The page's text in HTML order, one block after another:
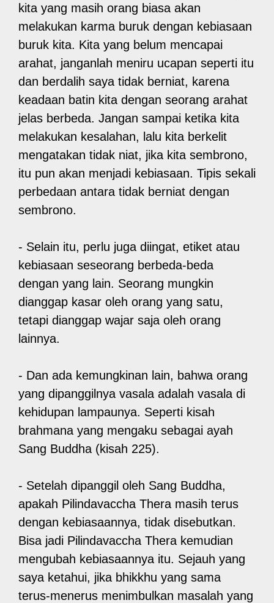
kita yang masih orang biasa akan
melakukan karma buruk dengan kebiasaan
buruk kita. Kita yang belum mencapai
arahat, janganlah meniru ucapan seperti itu
dan berdalih saya tidak berniat, karena
keadaan batin kita dengan seorang arahat
jelas berbeda. Jangan sampai ketika kita
melakukan kesalahan, lalu kita berkelit
mengatakan tidak niat, jika kita sembrono,
itu pun akan menjadi kebiasaan. Tipis sekali
perbedaan antara tidak berniat dengan
sembrono.
- Selain itu, perlu juga diingat, etiket atau
kebiasaan seseorang berbeda-beda
dengan yang lain. Seorang mungkin
dianggap kasar oleh orang yang satu,
tetapi dianggap wajar saja oleh orang
lainnya.
- Dan ada kemungkinan lain, bahwa orang
yang dipanggilnya vasala adalah vasala di
kehidupan lampaunya. Seperti kisah
brahmana yang mengaku sebagai ayah
Sang Buddha (kisah 225).
- Setelah dipanggil oleh Sang Buddha,
apakah Pilindavaccha Thera masih terus
dengan kebiasaannya, tidak disebutkan.
Bisa jadi Pilindavaccha Thera kemudian
mengubah kebiasaannya itu. Sejauh yang
saya ketahui, jika bhikkhu yang sama
terus-menerus menimbulkan masalah yang